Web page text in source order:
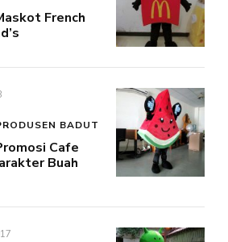
French
BADUT
Cafe
Buah